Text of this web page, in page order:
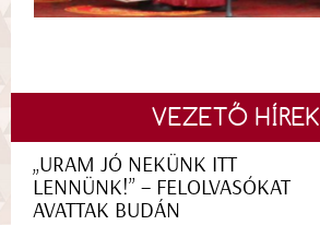
VEZETŐ HÍREK
„URAM JÓ NEKÜNK ITT
LENNÜNK!” – FELOLVASÓKAT
AVATTAK BUDÁN